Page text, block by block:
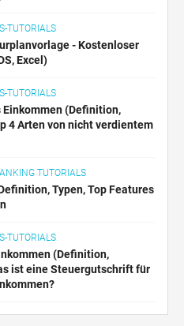
TUTORIALS
- Kostenloser
Excel)
TUTORIALS
Einkommen (Definition,
4 Arten von nicht verdientem
TUTORIALS
Typen, Top Features
TUTORIALS
(Definition,
ist eine Steuergutschrift für